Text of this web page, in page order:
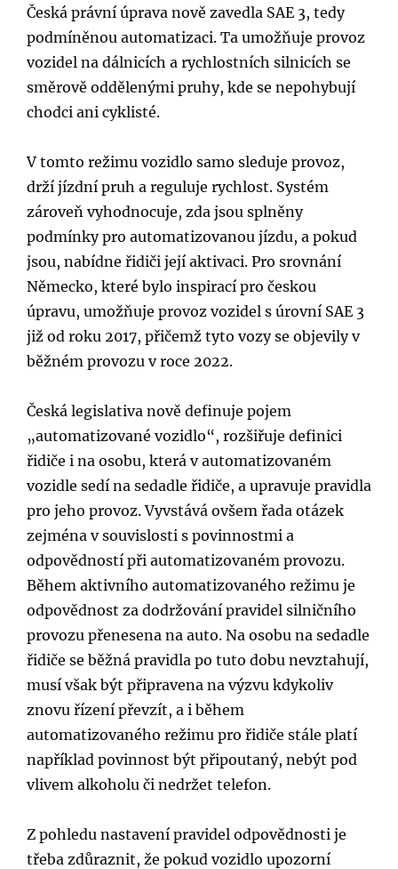
Česká právní úprava nově zavedla SAE 3, tedy
podmíněnou automatizaci. Ta umožňuje provoz
vozidel na dálnicích a rychlostních silnicích se
směrově oddělenými pruhy, kde se nepohybují
chodci ani cyklisté.
V tomto režimu vozidlo samo sleduje provoz,
drží jízdní pruh a reguluje rychlost. Systém
zároveň vyhodnocuje, zda jsou splněny
podmínky pro automatizovanou jízdu, a pokud
jsou, nabídne řidiči její aktivaci. Pro srovnání
Německo, které bylo inspirací pro českou
úpravu, umožňuje provoz vozidel s úrovní SAE 3
již od roku 2017, přičemž tyto vozy se objevily v
běžném provozu v roce 2022.
Česká legislativa nově definuje pojem
„automatizované vozidlo“, rozšiřuje definici
řidiče i na osobu, která v automatizovaném
vozidle sedí na sedadle řidiče, a upravuje pravidla
pro jeho provoz. Vyvstává ovšem řada otázek
zejména v souvislosti s povinnostmi a
odpovědností při automatizovaném provozu.
Během aktivního automatizovaného režimu je
odpovědnost za dodržování pravidel silničního
provozu přenesena na auto. Na osobu na sedadle
řidiče se běžná pravidla po tuto dobu nevztahují,
musí však být připravena na výzvu kdykoliv
znovu řízení převzít, a i během
automatizovaného režimu pro řidiče stále platí
například povinnost být připoutaný, nebýt pod
vlivem alkoholu či nedržet telefon.
Z pohledu nastavení pravidel odpovědnosti je
třeba zdůraznit, že pokud vozidlo upozorní